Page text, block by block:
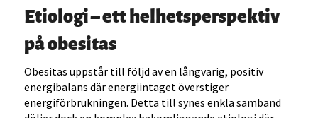
Etiologi – ett helhetsperspektiv
på obesitas
Obesitas uppstår till följd av en långvarig, positiv
energibalans där energiintaget överstiger
energiförbrukningen. Detta till synes enkla samband